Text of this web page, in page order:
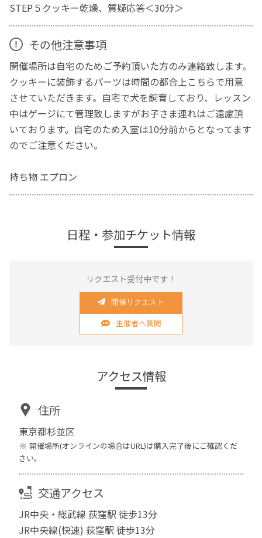
STEP５クッキー乾燥、質疑応答＜30分＞
その他注意事項
開催場所は自宅のためご予約頂いた方のみ連絡致します。
クッキーに装飾するパーツは時間の都合上こちらで用意
させていただきます。自宅で犬を飼育しており、レッスン
中はゲージにて管理致しますがお子さま連れはご遠慮頂
いております。自宅のため入室は10分前からとなってます
のでご注意ください。
持ち物 エプロン
日程・参加チケット情報
リクエスト受付中です！
開催リクエスト
主催者へ質問
アクセス情報
住所
東京都杉並区
開催場所(オンラインの場合はURL)は購入完了後にご確認くだ
さい。
交通アクセス
JR中央・総武線 荻窪駅 徒歩13分
JR中央線(快速) 荻窪駅 徒歩13分